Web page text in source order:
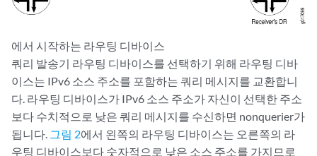
에서 시작하는 라우팅 디바이스
쿼리 발송기 라우팅 디바이스를 선택하기 위해 라우팅 디바
이스는 IPv6 소스 주소를 포함하는 쿼리 메시지를 교환합니
다. 라우팅 디바이스가 IPv6 소스 주소가 자신이 선택한 주소
보다 수치적으로 낮은 쿼리 메시지를 수신하면 nonquerier가
됩니다. 그림 2에서 왼쪽의 라우팅 디바이스는 오른쪽의 라
우팅 디바이스보다 숫자적으로 낮은 소스 주소를 가지므로